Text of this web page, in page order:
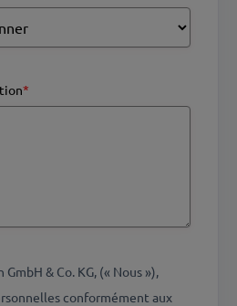
*
& Co. KG, (« Nous »),
conformément aux